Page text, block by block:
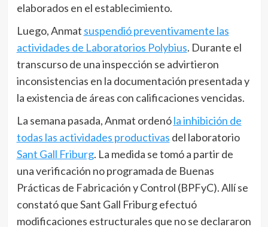
elaborados en el establecimiento.
Luego, Anmat suspendió preventivamente las
actividades de Laboratorios Polybius. Durante el
transcurso de una inspección se advirtieron
inconsistencias en la documentación presentada y
la existencia de áreas con calificaciones vencidas.
La semana pasada, Anmat ordenóla inhibición de
todas las actividades productivas del laboratorio
Sant Gall Friburg. La medida se tomó a partir de
una verificación no programada de Buenas
Prácticas de Fabricación y Control (BPFyC). Allí se
constató que Sant Gall Friburg efectuó
modificaciones estructurales que no se declararon